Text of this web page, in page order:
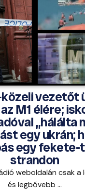
M1 élére;
„hálálta
egy ukrán;
egy fekete-
strandon
weboldalán csak
és legbővebb ...